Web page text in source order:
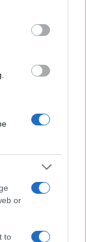
below Google
or
to
: tutte
sapere